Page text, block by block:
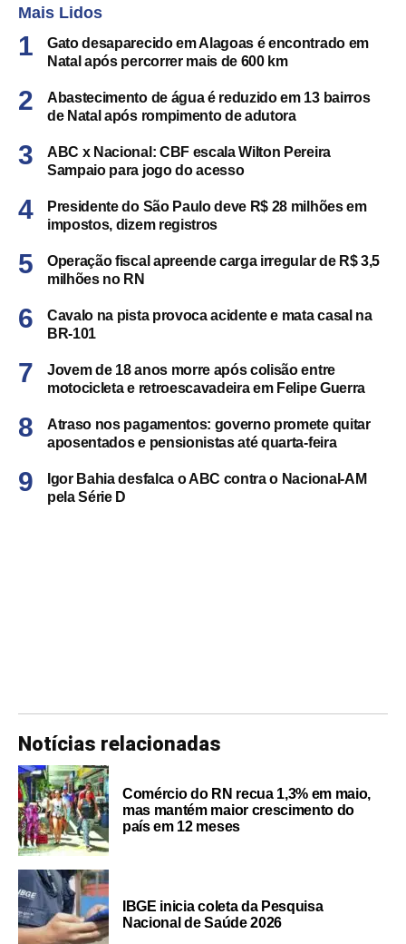
Mais Lidos
Gato desaparecido em Alagoas é encontrado em
Natal após percorrer mais de 600 km
Abastecimento de água é reduzido em 13 bairros
de Natal após rompimento de adutora
ABC x Nacional: CBF escala Wilton Pereira
Sampaio para jogo do acesso
Presidente do São Paulo deve R$ 28 milhões em
impostos, dizem registros
Operação fiscal apreende carga irregular de R$ 3,5
milhões no RN
Cavalo na pista provoca acidente e mata casal na
BR-101
Jovem de 18 anos morre após colisão entre
motocicleta e retroescavadeira em Felipe Guerra
Atraso nos pagamentos: governo promete quitar
aposentados e pensionistas até quarta-feira
Igor Bahia desfalca o ABC contra o Nacional-AM
pela Série D
Notícias relacionadas
Comércio do RN recua 1,3% em maio,
mas mantém maior crescimento do
país em 12 meses
IBGE inicia coleta da Pesquisa
Nacional de Saúde 2026